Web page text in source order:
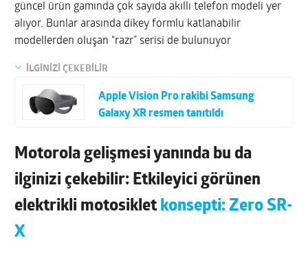
güncel ürün gamında çok sayıda akıllı telefon modeli yer
alıyor. Bunlar arasında dikey formlu katlanabilir
modellerden oluşan “razr” serisi de bulunuyor
İLGİNİZİ ÇEKEBİLİR
Apple Vision Pro rakibi Samsung
Galaxy XR resmen tanıtıldı
Motorola gelişmesi yanında bu da
ilginizi çekebilir: Etkileyici görünen
elektrikli motosiklet konsepti: Zero SR-
X